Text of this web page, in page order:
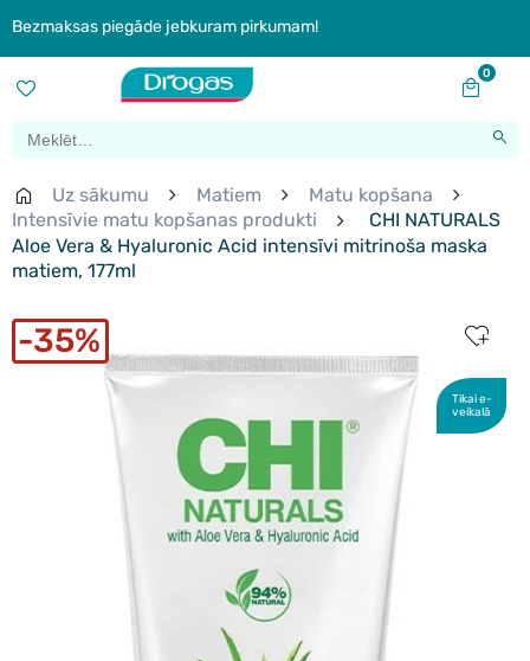
Bezmaksas piegāde jebkuram pirkumam!
0
Uz sākumu Matiem
Matu kopšana
Intensīvie matu kopšanas produkti
CHI NATURALS
Aloe Vera & Hyaluronic Acid intensīvi mitrinoša maska
matiem, 177ml
35%
Tikai e-
veikalā